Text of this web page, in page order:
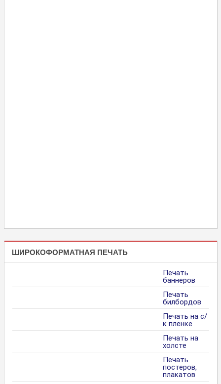
ШИРОКОФОРМАТНАЯ ПЕЧАТЬ
Печать
баннеров
Печать
билбордов
Печать на с/
к пленке
Печать на
холсте
Печать
постеров,
плакатов